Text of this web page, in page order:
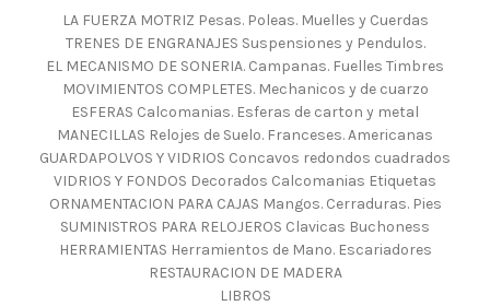
LA FUERZA MOTRIZ Pesas. Poleas. Muelles y Cuerdas
TRENES DE ENGRANAJES Suspensiones y Pendulos.
EL MECANISMO DE SONERIA. Campanas. Fuelles Timbres
MOVIMIENTOS COMPLETES. Mechanicos y de cuarzo
ESFERAS Calcomanias. Esferas de carton y metal
MANECILLAS Relojes de Suelo. Franceses. Americanas
GUARDAPOLVOS Y VIDRIOS Concavos redondos cuadrados
VIDRIOS Y FONDOS Decorados Calcomanias Etiquetas
ORNAMENTACION PARA CAJAS Mangos. Cerraduras. Pies
SUMINISTROS PARA RELOJEROS Clavicas Buchoness
HERRAMIENTAS Herramientos de Mano. Escariadores
RESTAURACION DE MADERA
LIBROS